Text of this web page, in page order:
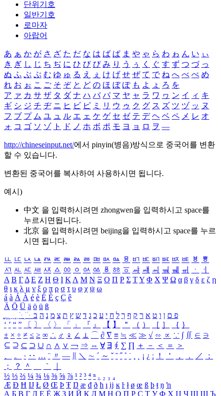
단위기호
일반기호
로마자
아랍어
あ ぁ か が さ ざ た だ な は ば ぱ ま や ゃ ら わ ゎ ん い ぃ
き ぎ し じ ち ぢ に ひ び ぴ み り う ぅ く ぐ す ず つ づ っ
ぬ ふ ぶ ぷ む ゆ ゅ る え ぇ け げ せ ぜ て で ね へ べ ぺ め
れ お ぉ こ ご そ ぞ と ど の ほ ぼ ぽ も よ ょ ろ を
ア ァ カ サ ザ タ ダ ナ ハ バ パ マ ヤ ャ ラ ワ ヮ ン イ ィ キ
ギ シ ジ チ ヂ ニ ヒ ビ ピ ミ リ ウ ゥ ク グ ス ズ ツ ヅ ッ ヌ
フ ブ プ ム ユ ュ ル エ ェ ケ ゲ セ ゼ テ デ ヘ ベ ペ メ レ オ
ォ コ ゴ ソ ゾ ト ド ノ ホ ボ ポ モ ヨ ョ ロ ヲ ―
http://chineseinput.net/에서 pinyin(병음)방식으로 중국어를 변환
할 수 있습니다.
변환된 중국어를 복사하여 사용하시면 됩니다.
예시)
中文 을 입력하시려면 zhongwen을 입력하시고 space를
누르시면됩니다.
北京 을 입력하시려면 beijing을 입력하시고 space를 누르
시면 됩니다.
ㅥ ㅦ ㅧ ㅨ ㅩ ㅪ ㅫ ㅬ ㅭ ㅮ ㅯ ㅰ ㅱ ㅲ ㅳ ㅴ ㅵ ㅶ ㅷ ㅸ
ㅹ
ㅺ ㅻ ㅼ ㅽ ㅾ ㅿ ㆀ ㆁ ㆂ ㆃ ㆄ ㆅ ㆆ ㆇ ㆈ ㆉ ㆊ ㆋ ㆌ ㆍ
ㆎ
Α Β ΓΔ Ε Ζ Η Θ Ι ΚΛ Μ Ν Ξ Ο Π Ρ Σ ΤΥ Φ Χ Ψ Ω α β γ δ ε ζ η
θ ι κ λ μ ν ξ ο π ρ σ τ υ φ χ ψ ω
á à Á À é è É È ç Ç ê
Ä Ö Ü ä ö ü ß
ִֶֹ ֻּ ׁׂ פ ם ן ו ט א ר ק ף ך ל ח י ע כ ג ד ש ץ ת צ מ נ ה ב
‘ ’ “ ” 〔 〕 〈 〉 「 」 『 』 【 】 ＂ （ ） ［ ］ ｛ ｝
± × ÷ ≠ ≤ ≥ ∞ ∴ ♂ ♀ ∠ ⊥ ⌒ ∂ ∇ ≡ ≒ ≪ ≫ √ ∽ ∝ ∵ ∫ ∬ ∈ ∋
⊆ ⊇ ⊂ ⊃ ∪ ∩ ∧ ∨ ￢ ⇒ ⇔ ∀ ∃ ∮ ∑ ∏ ＋ － ＜ ＝
＞
、
。 · ‥ … ¨ 〃 ― ＼ ∼ ´ ～ ˇ ˘ ˝ ˚ ˙ ¸ ¡ ¿ ː ！ ＇ ， ． ／
：
；
？ ＾ ｀
½ ⅓ ⅔ ¼ ¾ ⅛ ⅜ ⅝ ⅞ ¹ ² ³ ⁴ ⁿ ₁ ₂ ₃ ₄
Æ Ð Ħ Ĳ Ł Ø Œ Þ Ŧ Ŋ æ đ ð ħ ı ĳ ĸ ŀ ł ø œ ß þ ŧ ŋ ŉ
А Б В Г Д Е Ё Ж З И Й К Л М Н О П Р С Т У Ф Х Ц Ч Ш Щ Ъ